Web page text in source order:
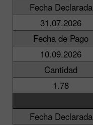
Fecha Declarada
31.07.2026
Fecha de Pago
10.09.2026
Cantidad
1.78
Fecha Declarada